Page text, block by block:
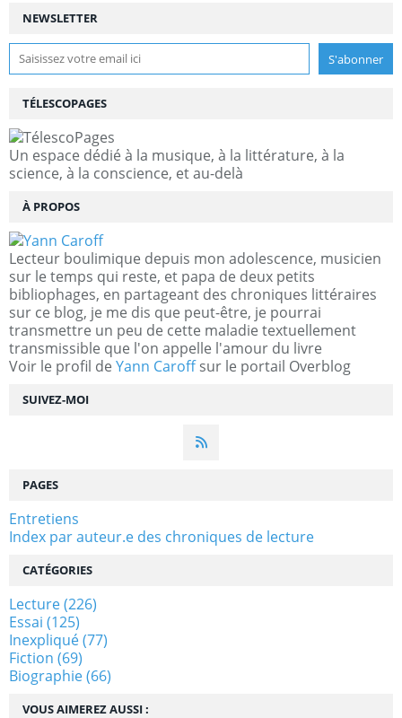
NEWSLETTER
SUIVEZ-MOI
TÉLESCOPAGES
Un espace dédié à la musique, à la littérature, à la
science, à la conscience, et au-delà
À PROPOS
Lecteur boulimique depuis mon adolescence, musicien
sur le temps qui reste, et papa de deux petits
bibliophages, en partageant des chroniques littéraires
sur ce blog, je me dis que peut-être, je pourrai
transmettre un peu de cette maladie textuellement
transmissible que l'on appelle l'amour du livre
Voir le profil de Yann Caroffsur le portail Overblog
VOUS AIMEREZ AUSSI :
PAGES
Entretiens
Index par auteur.e des chroniques de lecture
CATÉGORIES
Lecture(226)
Essai (125)
Inexpliqué(77)
Fiction (69)
Biographie(66)